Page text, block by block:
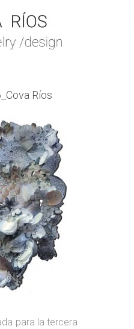
Ríos
para la tercera